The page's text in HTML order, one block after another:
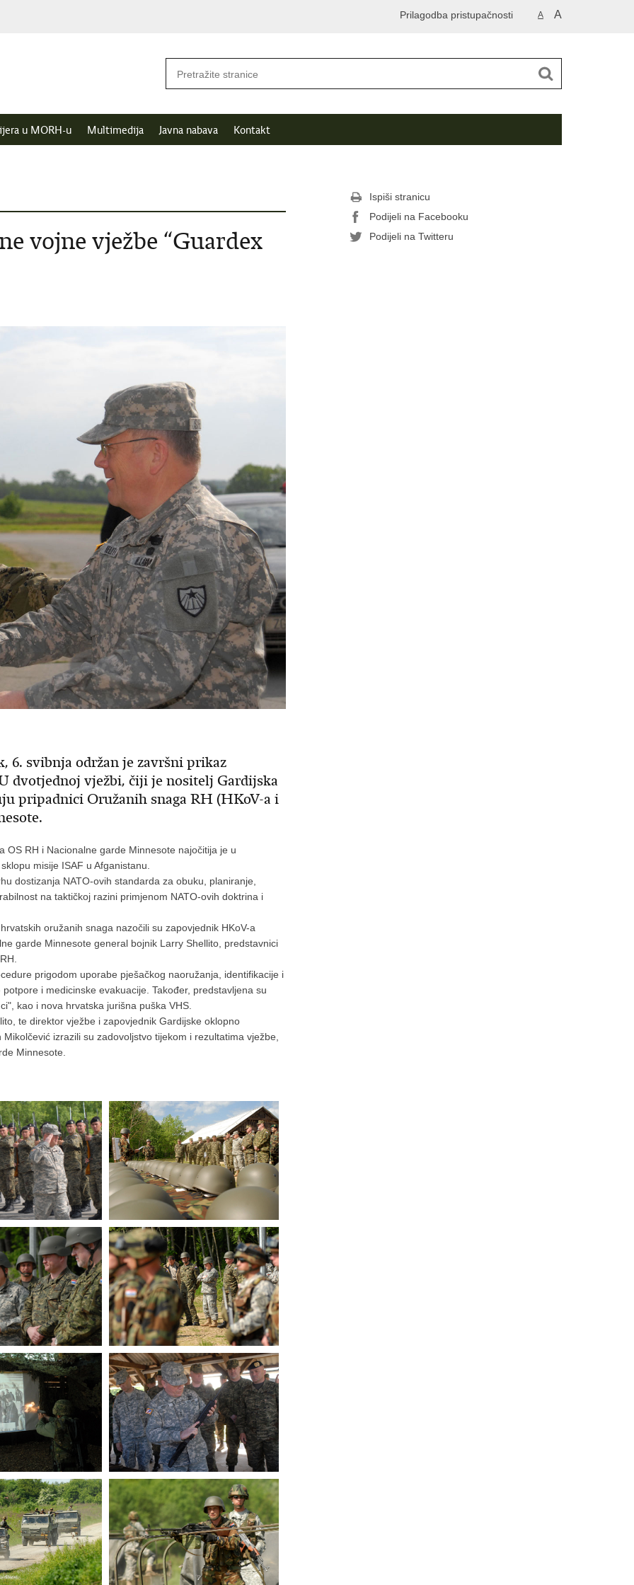
A A
Prilagodba pristupačnosti
u MORH-u Multimedija Javna nabava Kontakt
vojne vježbe “Guardex
6. svibnja održan je završni prikaz
dvotjednoj vježbi, čiji je nositelj Gardijska
pripadnici Oružanih snaga RH (HKoV-a i
RH i Nacionalne garde Minnesote najočitija je u
misije ISAF u Afganistanu.
dostizanja NATO-ovih standarda za obuku, planiranje,
na taktičkoj razini primjenom NATO-ovih doktrina i
oružanih snaga nazočili su zapovjednik HKoV-a
garde Minnesote general bojnik Larry Shellito, predstavnici
prigodom uporabe pješačkog naoružanja, identifikacije i
i medicinske evakuacije. Također, predstavljena su
kao i nova hrvatska jurišna puška VHS.
te direktor vježbe i zapovjednik Gardijske oklopno
izrazili su zadovoljstvo tijekom i rezultatima vježbe,
Minnesote.
Ispiši stranicu
Podijeli na Facebooku
Podijeli na Twitteru